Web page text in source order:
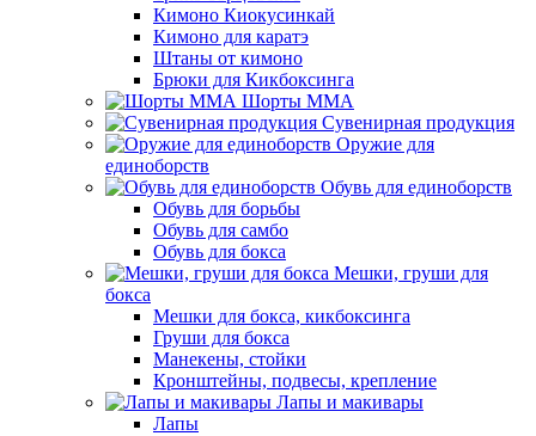
Кимоно Киокусинкай
Кимоно для каратэ
Штаны от кимоно
Брюки для Кикбоксинга
Шорты ММА
Сувенирная продукция
Оружие для
единоборств
Обувь для единоборств
Обувь для борьбы
Обувь для самбо
Обувь для бокса
Мешки, груши для
бокса
Мешки для бокса, кикбоксинга
Груши для бокса
Манекены, стойки
Кронштейны, подвесы, крепление
Лапы и макивары
Лапы